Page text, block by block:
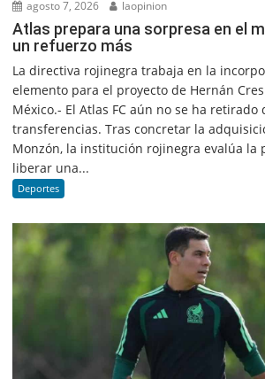
agosto 7, 2026 laopinion
Atlas prepara una sorpresa en el
un refuerzo más
La directiva rojinegra trabaja en la
elemento para el proyecto de Hernán
México.- El Atlas FC aún no se ha retirado
transferencias. Tras concretar la
Monzón, la institución rojinegra evalúa la
liberar una...
Deportes